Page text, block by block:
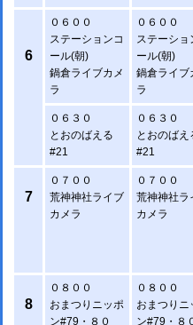
6
０６００
ステーションコ
ール(朝)
鍋倉ライブカメ
ラ
０６００
ステーショ
ール(朝)
鍋倉ライブ
ラ
０６３０
とおのばえる
#21
０６３０
とおのばえ
#21
7
０７００
荒神神社ライブ
カメラ
０７００
荒神神社ラ
カメラ
8
０８００
おまつりニッポ
ン#79・８０
０８００
おまつりニ
ン#79・８